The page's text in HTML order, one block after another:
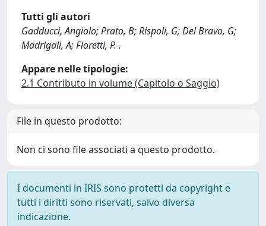
Tutti gli autori
Gadducci, Angiolo; Prato, B; Rispoli, G; Del Bravo, G;
Madrigali, A; Fioretti, P. .
Appare nelle tipologie:
2.1 Contributo in volume (Capitolo o Saggio)
File in questo prodotto:
Non ci sono file associati a questo prodotto.
I documenti in IRIS sono protetti da copyright e
tutti i diritti sono riservati, salvo diversa
indicazione.